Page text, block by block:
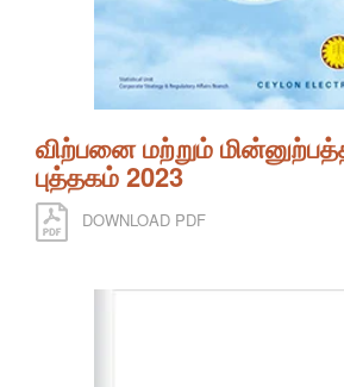
விற்பனை மற்றும்
புத்தகம் 2023
DOWNLOAD PDF